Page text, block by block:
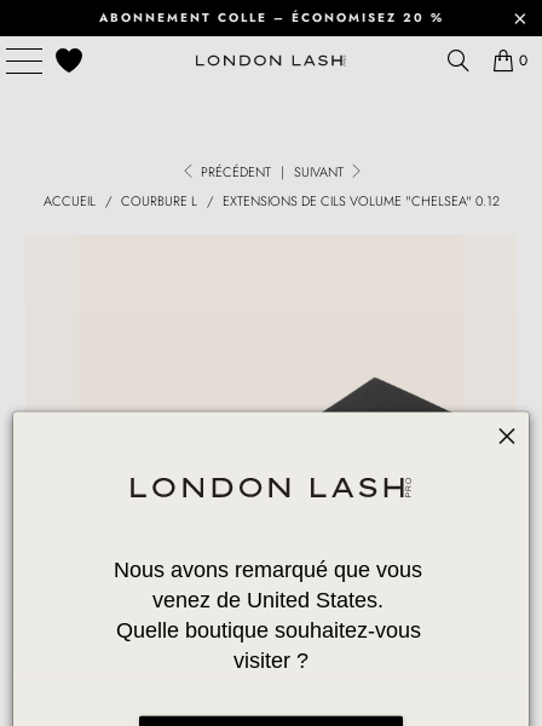
ABONNEMENT COLLE – ÉCONOMISEZ 20 %
0
PRÉCÉDENT | SUIVANT
ACCUEIL / COURBURE L / EXTENSIONS DE CILS VOLUME "CHELSEA" 0.12
Play
Nous avons remarqué que vous
venez de United States.
Quelle boutique souhaitez-vous
visiter ?